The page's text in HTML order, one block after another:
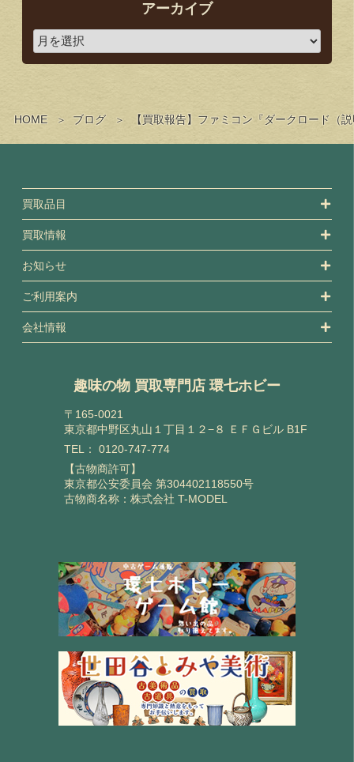
HOME ブログ 【買取報告】ファミコン『ダークロード（
アーカイブ
買取品目
買取情報
お知らせ
ご利用案内
会社情報
趣味の物 買取専門店 環七ホビー
〒165-0021
東京都中野区丸山１丁目１２−８ ＥＦＧビル B1F
TEL： 0120-747-774
【古物商許可】
東京都公安委員会 第304402118550号
古物商名称：株式会社 T-MODEL